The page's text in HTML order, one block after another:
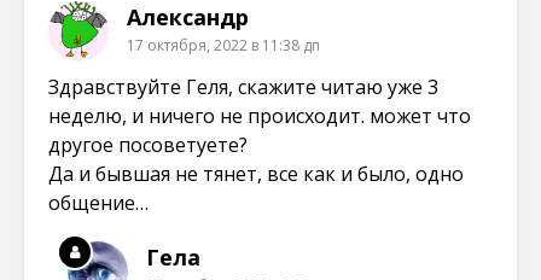
Александр
17 октября, 2022 в 11:38 дп
Здравствуйте Геля, скажите читаю уже 3
неделю, и ничего не происходит. может что
другое посоветуете?
Да и бывшая не тянет, все как и было, одно
общение…
Гела